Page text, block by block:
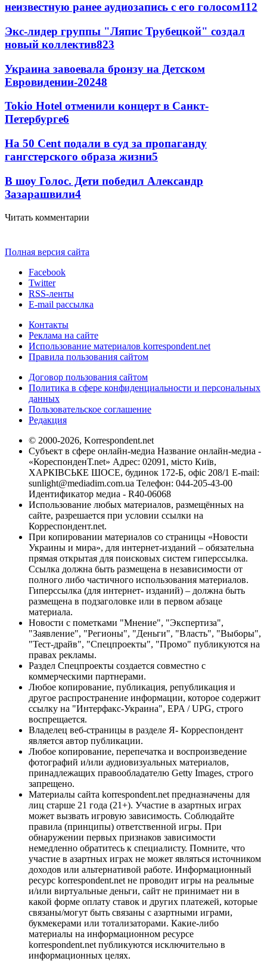
неизвестную ранее аудиозапись с его голосом112
Экс-лидер группы "Ляпис Трубецкой" создал
новый коллектив823
Украина завоевала бронзу на Детском
Евровидении-20248
Tokio Hotel отменили концерт в Санкт-
Петербурге6
На 50 Cent подали в суд за пропаганду
гангстерского образа жизни5
В шоу Голос. Дети победил Александр
Зазарашвили4
Читать комментарии
Полная версия сайта
Facebook
Twitter
RSS-ленты
E-mail рассылка
Контакты
Реклама на сайте
Использование материалов korrespondent.net
Правила пользования сайтом
Договор пользования сайтом
Политика в сфере конфиденциальности и персональных
данных
Пользовательское соглашение
Редакция
© 2000-2026, Korrespondent.net
Субъект в сфере онлайн-медиа Название онлайн-медиа -
«КореспонденТ.net» Адрес: 02091, місто Київ,
ХАРКІВСЬКЕ ШОСЕ, будинок 172-Б, офіс 208/1 E-mail:
sunlight@mediadim.com.ua Телефон: 044-205-43-00
Идентификатор медиа - R40-06068
Использование любых материалов, размещённых на
сайте, разрешается при условии ссылки на
Корреспондент.net.
При копировании материалов со страницы «Новости
Украины и мира», для интернет-изданий – обязательна
прямая открытая для поисковых систем гиперссылка.
Ссылка должна быть размещена в независимости от
полного либо частичного использования материалов.
Гиперссылка (для интернет- изданий) – должна быть
размещена в подзаголовке или в первом абзаце
материала.
Новости с пометками "Мнение", "Экспертиза",
"Заявление", "Регионы", "Деньги", "Власть", "Выборы",
"Тест-драйв", "Спецпроекты", "Промо" публикуются на
правах рекламы.
Раздел Спецпроекты создается совместно с
коммерческими партнерами.
Любое копирование, публикация, републикация и
другое распространение информации, которое содержит
ссылку на "Интерфакс-Украина", EPA / UPG, строго
воспрещается.
Владелец веб-страницы в разделе Я- Корреспондент
является автор публикации.
Любое копирование, перепечатка и воспроизведение
фотографий и/или аудиовизуальных материалов,
принадлежащих правообладателю Getty Images, строго
запрещено.
Материалы сайта korrespondent.net предназначены для
лиц старше 21 года (21+). Участие в азартных играх
может вызвать игровую зависимость. Соблюдайте
правила (принципы) ответственной игры. При
обнаружении первых признаков зависимости
немедленно обратитесь к специалисту. Помните, что
участие в азартных играх не может являться источником
доходов или альтернативой работе. Информационный
ресурс korrespondent.net не проводит игры на реальные
и/или виртуальные деньги, сайт не принимает ни в
какой форме оплату ставок и других платежей, которые
связаны/могут быть связаны с азартными играми,
букмекерами или тотализаторами. Какие-либо
материалы на информационном ресурсе
korrespondent.net публикуются исключительно в
информационных целях.